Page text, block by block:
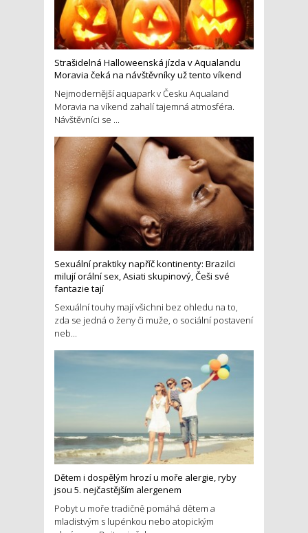
Strašidelná Halloweenská jízda v Aqualandu
Moravia čeká na návštěvníky už tento víkend
Nejmodernější aquapark v Česku Aqualand
Moravia na víkend zahalí tajemná atmosféra.
Návštěvníci se ...
Sexuální praktiky napříč kontinenty: Brazilci
milují orální sex, Asiati skupinový, Češi své
fantazie tají
Sexuální touhy mají všichni bez ohledu na to,
zda se jedná o ženy či muže, o sociální postavení
neb...
Dětem i dospělým hrozí u moře alergie, ryby
jsou 5. nejčastějším alergenem
Pobyt u moře tradičně pomáhá dětem a
mladistvým s lupénkou nebo atopickým